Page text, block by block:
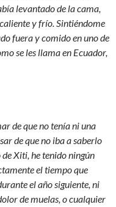
levantado de la cama,
y frío. Sintiéndome
fuera y comido en uno de
se les llama en Ecuador,
de que no tenía ni una
de que no iba a saberlo
Xiti, he tenido ningún
el tiempo que
el año siguiente, ni
de muelas, o cualquier